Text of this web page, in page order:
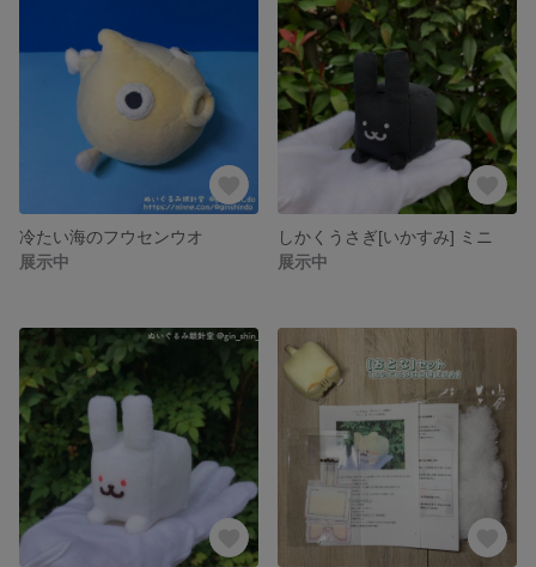
冷たい海のフウセンウオ
展示中
しかくうさぎ[いかすみ] ミニ
展示中